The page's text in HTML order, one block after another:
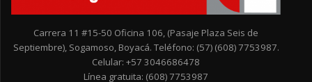
Carrera 11 #15-50 Oficina 106, (Pasaje Plaza Seis de
Septiembre), Sogamoso, Boyacá. Teléfono: (57) (608) 7753987.
Celular: +57 3046686478
Línea gratuita: (608) 7753987